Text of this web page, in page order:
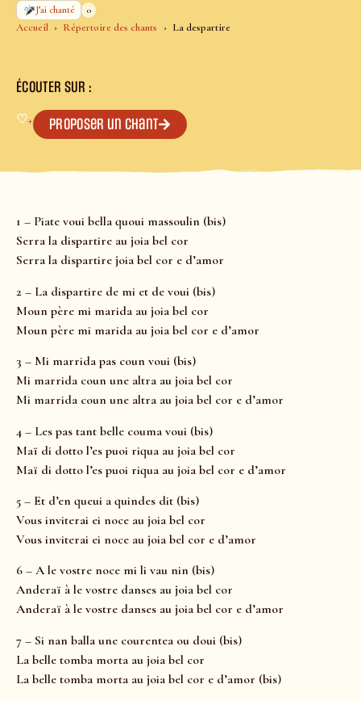
Accueil Répertoire des chants La despartire
J’ai chanté
0
ÉCOUTER SUR :
♡+ Proposer un chant
1 – Piate voui bella quoui massoulin (bis)
Serra la dispartire au joia bel cor
Serra la dispartire joia bel cor e d’amor
2 – La dispartire de mi et de voui (bis)
Moun père mi marida au joia bel cor
Moun père mi marida au joia bel cor e d’amor
3 – Mi marrida pas coun voui (bis)
Mi marrida coun une altra au joia bel cor
Mi marrida coun une altra au joia bel cor e d’amor
4 – Les pas tant belle couma voui (bis)
Maï di dotto l’es puoi riqua au joia bel cor
Maï di dotto l’es puoi riqua au joia bel cor e d’amor
5 – Et d’en queui a quindes dit (bis)
Vous inviterai ei noce au joia bel cor
Vous inviterai ei noce au joia bel cor e d’amor
6 – A le vostre noce mi li vau nin (bis)
Anderaï à le vostre danses au joia bel cor
Anderaï à le vostre danses au joia bel cor e d’amor
7 – Si nan balla une courentea ou doui (bis)
La belle tomba morta au joia bel cor
La belle tomba morta au joia bel cor e d’amor (bis)